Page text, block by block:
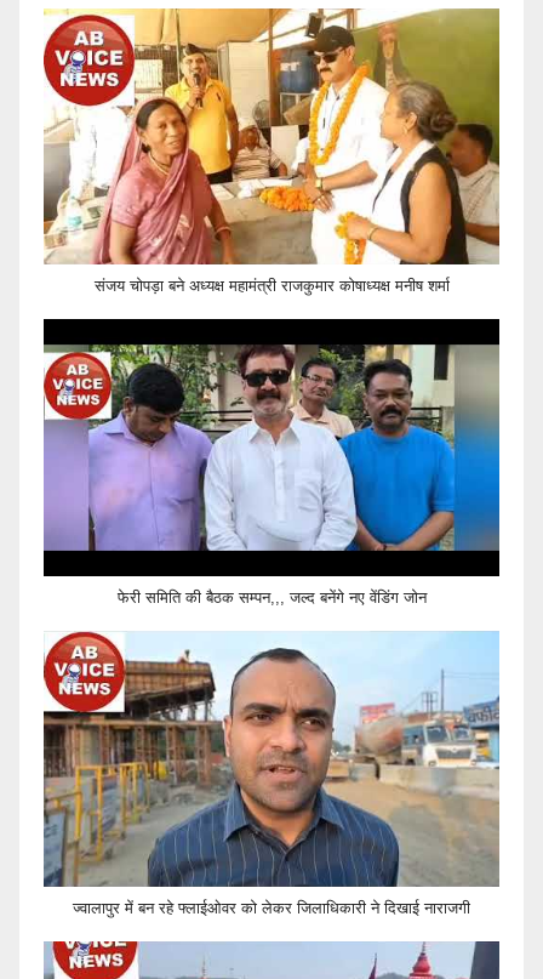
संजय चोपड़ा बने अध्यक्ष महामंत्री राजकुमार कोषाध्यक्ष मनीष शर्मा
फेरी समिति की बैठक सम्पन,,, जल्द बनेंगे नए वेंडिंग जोन
ज्वालापुर में बन रहे फ्लाईओवर को लेकर जिलाधिकारी ने दिखाई नाराजगी